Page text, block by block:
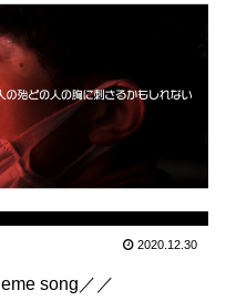
2020.12.30
song／／